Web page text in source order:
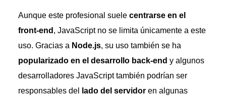
Aunque este profesional suele centrarse en el
front-end , JavaScript no se limita únicamente a este
uso. Gracias a Node.js, su uso también se ha
popularizado en el desarrollo back-end y algunos
desarrolladores JavaScript también podrían ser
responsables del
lado del servidoren algunas